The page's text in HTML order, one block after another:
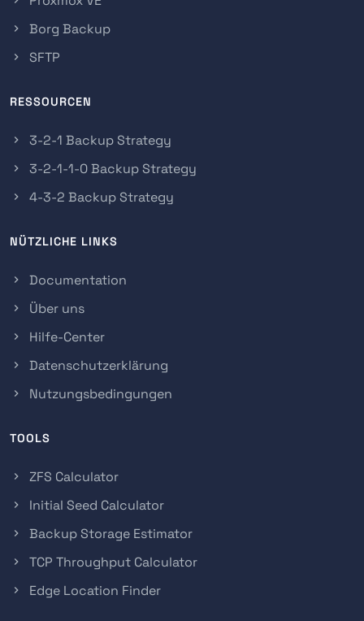
Borg Backup
SFTP
RESSOURCEN
3-2-1 Backup Strategy
3-2-1-1-0 Backup Strategy
4-3-2 Backup Strategy
NÜTZLICHE LINKS
Documentation
Über uns
Hilfe-Center
Datenschutzerklärung
Nutzungsbedingungen
TOOLS
ZFS Calculator
Initial Seed Calculator
Backup Storage Estimator
TCP Throughput Calculator
Edge Location Finder